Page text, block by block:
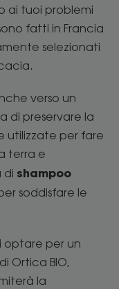
ai tuoi problemi
fatti in Francia
selezionati
verso un
di preservare la
utilizzate per fare
terra e
di shampoo
soddisfare le
optare per un
Ortica BIO,
la